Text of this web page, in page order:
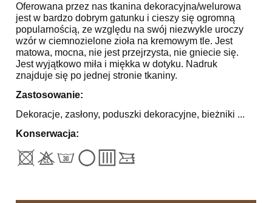
Oferowana przez nas tkanina dekoracyjna/welurowa
jest w bardzo dobrym gatunku i cieszy się ogromną
popularnością, ze względu na swój niezwykle uroczy
wzór w ciemnozielone zioła na kremowym tle. Jest
matowa, mocna, nie jest przejrzysta, nie gniecie się.
Jest wyjątkowo miła i miękka w dotyku. Nadruk
znajduje się po jednej stronie tkaniny.
Zastosowanie:
Dekoracje, zasłony, poduszki dekoracyjne, bieżniki ...
Konserwacja: